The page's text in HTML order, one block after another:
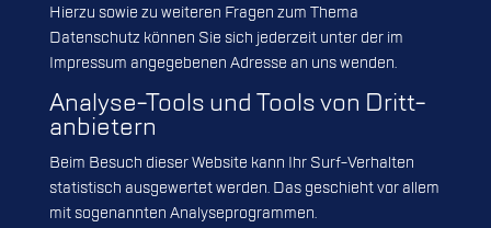
Hierzu sowie zu weiteren Fragen zum Thema
Datenschutz können Sie sich jederzeit unter der im
Impressum angegebenen Adresse an uns wenden.
Analyse-Tools und Tools von Dritt­
anbietern
Beim Besuch dieser Website kann Ihr Surf-Verhalten
statistisch ausgewertet werden. Das geschieht vor allem
mit sogenannten Analyseprogrammen.